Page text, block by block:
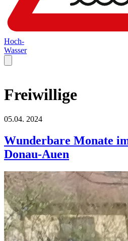
Hoch-
Wasser
Freiwillige
05.04. 2024
Wunderbare Monate
Donau-Auen